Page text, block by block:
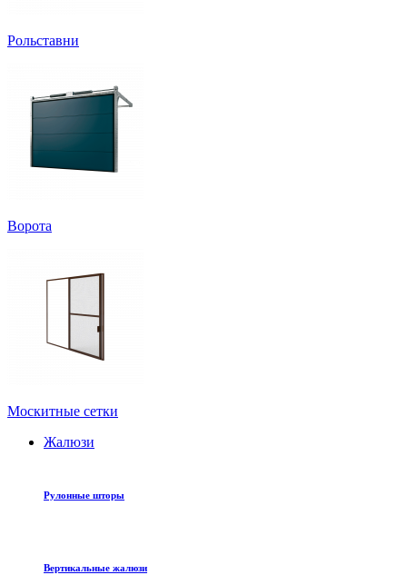
Рольставни
Ворота
Москитные сетки
Жалюзи
Рулонные шторы
Вертикальные жалюзи